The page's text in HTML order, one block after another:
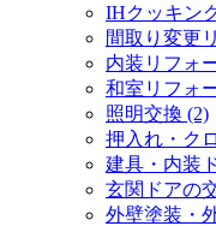
IHクッキン
間取り変更
内装リフォ
和室リフォ
照明交換 (2)
押入れ・ク
建具・内装
玄関ドアの
外壁塗装・